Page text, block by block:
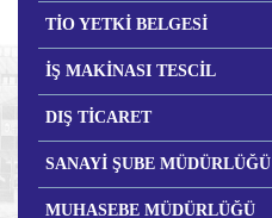
TİO YETKİ BELGESİ
İŞ MAKİNASI TESCİL
DIŞ TİCARET
SANAYİ ŞUBE MÜDÜRLÜĞÜ
MUHASEBE MÜDÜRLÜĞÜ